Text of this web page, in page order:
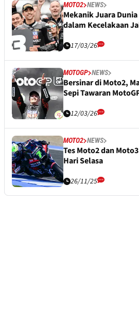
MOTO2 NEWS
Mekanik Juara
dalam Kecelakaan
17/03/26
MOTOGP NEWS
Bersinar di Moto2,
Sepi Tawaran
12/03/26
MOTO2 NEWS
Tes Moto2 dan
Hari Selasa
26/11/25